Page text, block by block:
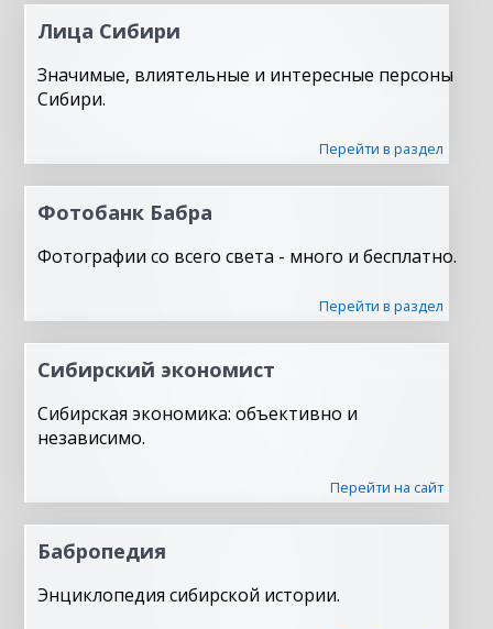
Лица Сибири
Значимые, влиятельные и интересные персоны
Сибири.
Перейти в раздел
Фотобанк Бабра
Фотографии со всего света - много и бесплатно.
Перейти в раздел
Сибирский экономист
Сибирская экономика: объективно и
независимо.
Перейти на сайт
Бабропедия
Энциклопедия сибирской истории.